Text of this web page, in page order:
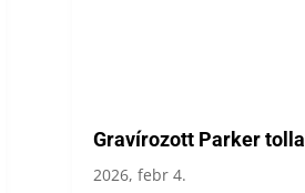
Gravírozott Parker
2026, febr 4.